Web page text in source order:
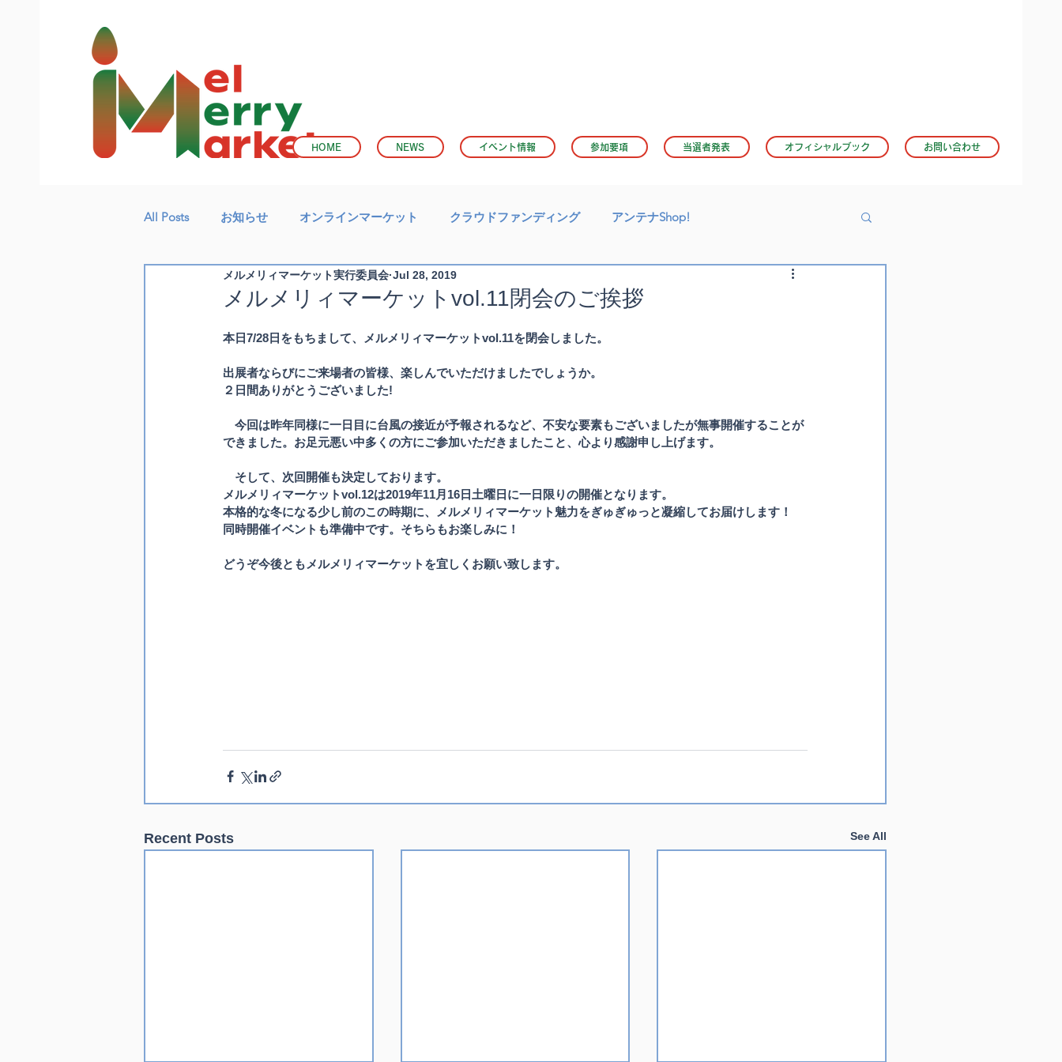
HOME NEWS イベント情報 参加要項 当選者発表 オフィシャルブック お問い合わせ
All Posts お知らせ オンラインマーケット クラウドファンディング アンテナShop!
メルメリィマーケットvol.11閉会のご挨拶
メルメリィマーケット実行委員会 Jul 28, 2019
本日7/28日をもちまして、メルメリィマーケットvol.11を閉会しました。
出展者ならびにご来場者の皆様、楽しんでいただけましたでしょうか。
２日間ありがとうございました!
今回は昨年同様に一日目に台風の接近が予報されるなど、不安な要素もございましたが無事開催することが
できました。お足元悪い中多くの方にご参加いただきましたこと、心より感謝申し上げます。
そして、次回開催も決定しております。
メルメリィマーケットvol.12は2019年11月16日土曜日に一日限りの開催となります。
本格的な冬になる少し前のこの時期に、メルメリィマーケット魅力をぎゅぎゅっと凝縮してお届けします！
同時開催イベントも準備中です。そちらもお楽しみに！
どうぞ今後ともメルメリィマーケットを宜しくお願い致します。
Recent Posts See All